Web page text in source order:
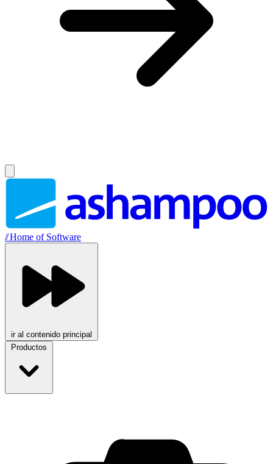
//Home of Software
ir al contenido principal
Productos